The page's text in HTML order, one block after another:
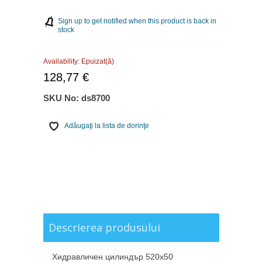
Sign up to get notified when this product is back in
stock
Availability: Epuizat(ă)
128,77 €
SKU No: ds8700
Adăugaţi la lista de dorinţe
Descrierea produsului
Хидравличен цилиндър 520х50